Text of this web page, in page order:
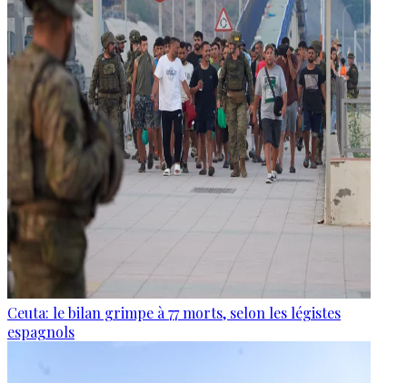
Ceuta: le bilan grimpe à 77 morts, selon les légistes
espagnols